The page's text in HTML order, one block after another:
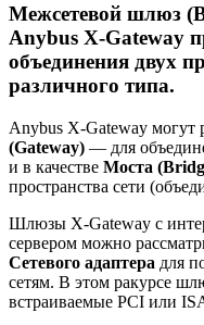
Межсетевой шлюз
Anybus X-Gateway
объединения двух
различного типа.
Anybus X-Gateway могут
(Gateway) — для
и в качестве Моста
пространства сети
Шлюзы X-Gateway с
сервером можно
Cетевого адаптера для
сетям. В этом ракурсе
встраиваемые PCI или